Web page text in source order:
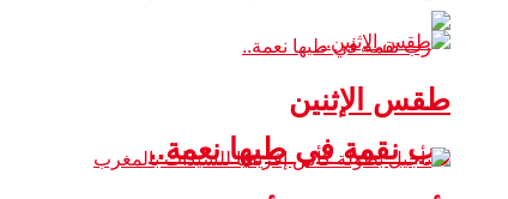
رب نقمة في طيها نعمة..
طقس الإثنين